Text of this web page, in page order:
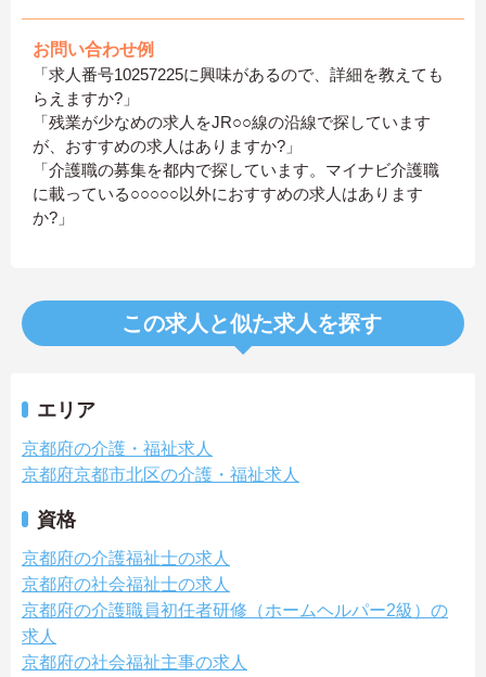
お問い合わせ例
「求人番号10257225に興味があるので、詳細を教えても
らえますか?」
「残業が少なめの求人をJR○○線の沿線で探しています
が、おすすめの求人はありますか?」
「介護職の募集を都内で探しています。マイナビ介護職
に載っている○○○○○以外におすすめの求人はあります
か?」
この求人と似た求人を探す
エリア
京都府の介護・福祉求人
京都府京都市北区の介護・福祉求人
資格
京都府の介護福祉士の求人
京都府の社会福祉士の求人
京都府の介護職員初任者研修（ホームヘルパー2級）の
求人
京都府の社会福祉主事の求人